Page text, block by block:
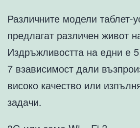
Различните модели таблет-
предлагат различен живот
Издръжливостта на едни е
7 взависимост дали
високо качество или
задачи.